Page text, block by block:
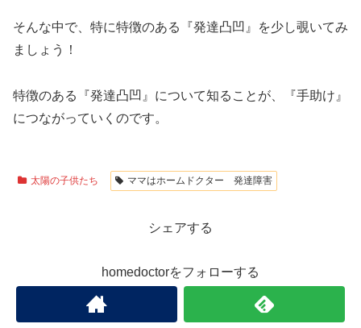
そんな中で、特に特徴のある『発達凸凹』を少し覗いてみ
ましょう！
特徴のある『発達凸凹』について知ることが、『手助け』
につながっていくのです。
太陽の子供たち ママはホームドクター 発達障害
シェアする
homedoctorをフォローする